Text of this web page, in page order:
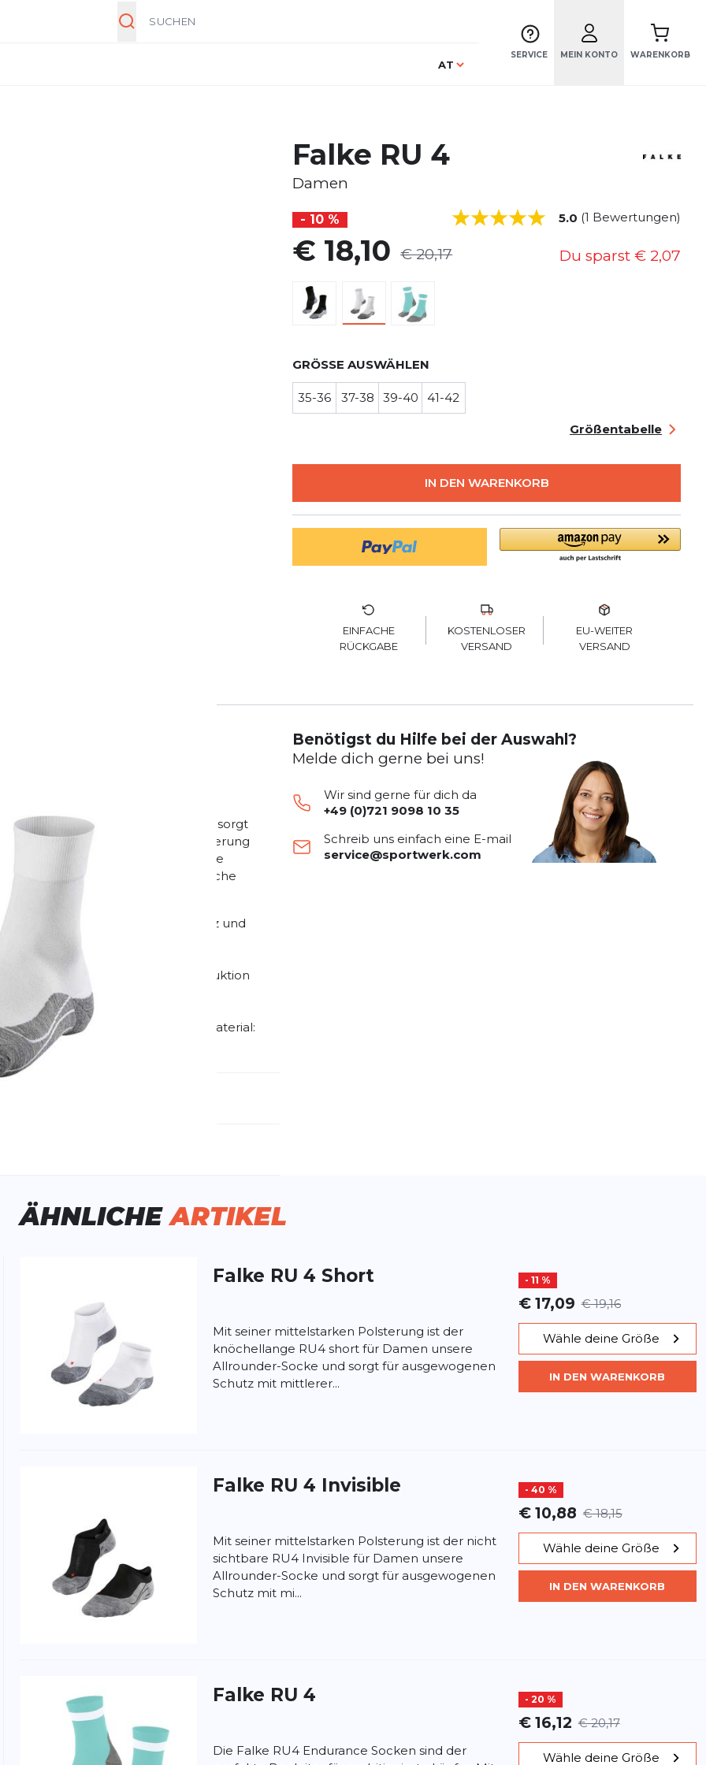
Sprache
AT
SERVICE MEIN KONTO WARENKORB
Falke RU 4
Damen
- 10 % 5.0 (1 Bewertungen)
€ 18,10 € 20,17 Du sparst € 2,07
GRÖSSE AUSWÄHLEN
35-36 37-38 39-40 41-42
Größentabelle
IN DEN WARENKORB
EINFACHE
RÜCKGABE
KOSTENLOSER
VERSAND
EU-WEITER
VERSAND
unsere Allrounder-Socke und sorgt
guten Schuhkontakt. Die Polsterung
der Druckstellen. Der schnelle
angenehme und sportliche
für ausgewogenen Schutz und
durch dreilagige Materialkonstruktion
Polsterung sowie Zehenbox Material:
Benötigst du Hilfe bei der Auswahl?
Melde dich gerne bei uns!
Wir sind gerne für dich da
+49 (0)721 9098 10 35
Schreib uns einfach eine E-mail
service@sportwerk.com
ÄHNLICHEARTIKEL
Falke RU 4 Short - 11 %
€ 17,09 € 19,16
Mit seiner mittelstarken Polsterung ist der
knöchellange RU4 short für Damen unsere
Allrounder-Socke und sorgt für ausgewogenen
Schutz mit mittlerer...
Wähle deine Größe
IN DEN WARENKORB
Falke RU 4 Invisible - 40 %
€ 10,88 € 18,15
Mit seiner mittelstarken Polsterung ist der nicht
sichtbare RU4 Invisible für Damen unsere
Allrounder-Socke und sorgt für ausgewogenen
Schutz mit mi...
Wähle deine Größe
IN DEN WARENKORB
Falke RU 4 - 20 %
€ 16,12 € 20,17
Die Falke RU4 Endurance Socken sind der
Wähle deine Größe